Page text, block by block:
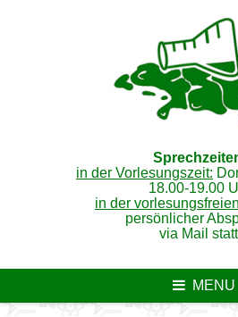
in der Vorlesungszeit:
18.00-19.00
in der
persönlicher
via Mail
MENU